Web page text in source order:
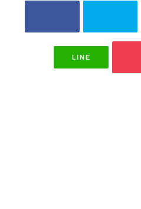
LINE